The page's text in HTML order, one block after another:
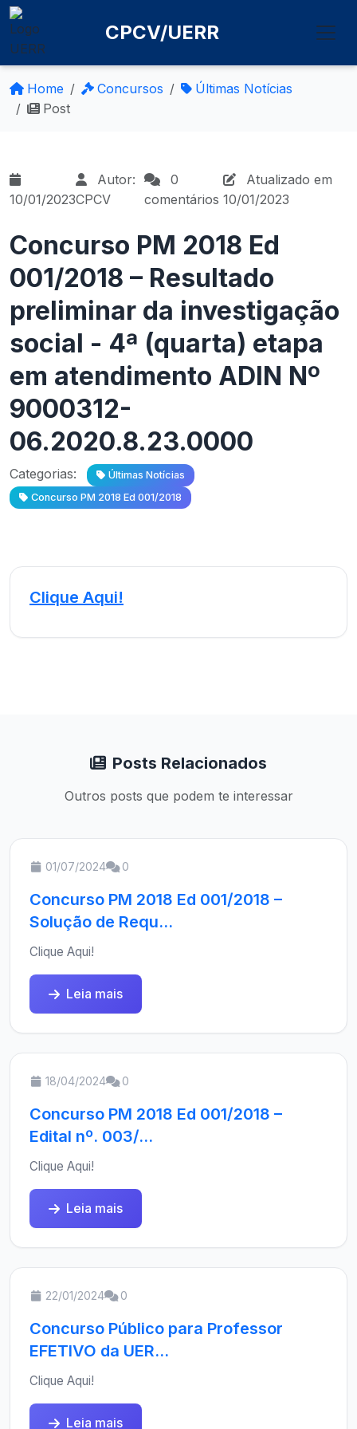
CPCV/UERR
Home Concursos
Últimas Notícias
Post
10/01/2023
Autor:
CPCV
0
comentários
Atualizado em
10/01/2023
Concurso PM 2018 Ed
001/2018 – Resultado
preliminar da investigação
social - 4ª (quarta) etapa
em atendimento ADIN Nº
9000312-
06.2020.8.23.0000
Categorias:
Últimas Notícias
Concurso PM 2018 Ed 001/2018
Clique Aqui!
Posts Relacionados
Outros posts que podem te interessar
01/07/2024 0
Concurso PM 2018 Ed 001/2018 –
Solução de Requ...
Clique Aqui!
Leia mais
18/04/2024 0
Concurso PM 2018 Ed 001/2018 –
Edital nº. 003/...
Clique Aqui!
Leia mais
22/01/2024 0
Concurso Público para Professor
EFETIVO da UER...
Clique Aqui!
Leia mais